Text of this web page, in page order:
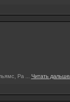
Ра Читать